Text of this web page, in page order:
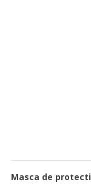
Masca de